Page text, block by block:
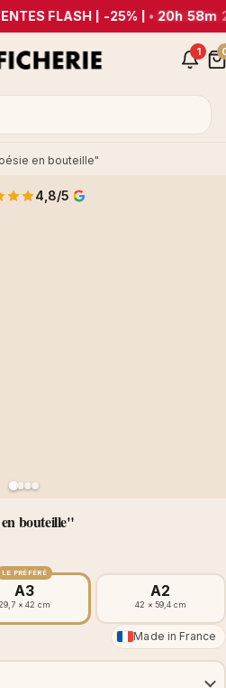
FLASH | -25% | •20h 58m
1
en bouteille"
bouteille"
4,8/5
LE PRÉFÉRÉ
A3
× 42 cm
A2
42 × 59,4 cm
Made in France